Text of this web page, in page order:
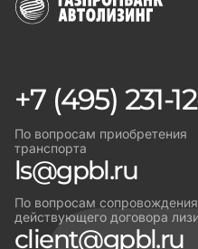
+7 (495) 231-
По вопросам приобретения
транспорта
ls@gpbl.ru
По вопросам сопровождения
действующего договора
client@gpbl.ru